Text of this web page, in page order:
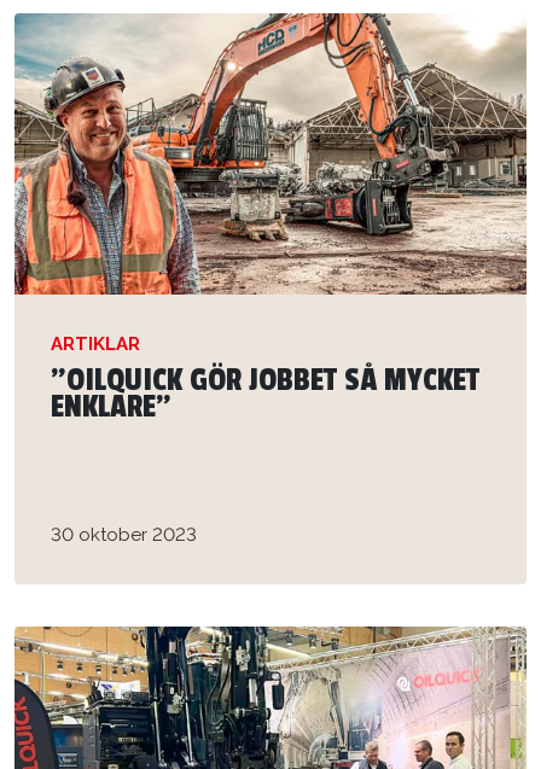
ARTIKLAR
”OILQUICK GÖR JOBBET SÅ MYCKET
ENKLARE”
30 oktober 2023